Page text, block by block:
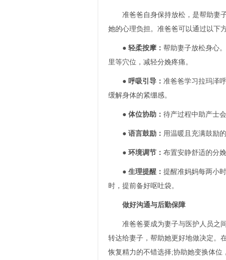
准爸爸自身保持放松，是帮助妻子
她的心理负担。准爸爸可以通过以下
●轻柔按摩： 帮助妻子放松身心
里等穴位，减轻分娩疼痛。
● 呼吸引导： 准爸爸学习拉玛泽
缓解身体的紧绷感。
● 体位协助： 待产过程中助产士
● 语言鼓励： 用温暖且充满鼓励
● 环境调节： 布置安静舒适的分
● 生理提醒： 提醒准妈妈每两小
时，提前备好呕吐袋。
做好沟通与后勤保障
准爸爸要成为妻子与医护人员之间
转达给妻子，帮助她更好地做决定。
恢复精力的不错选择;协助她变换体位